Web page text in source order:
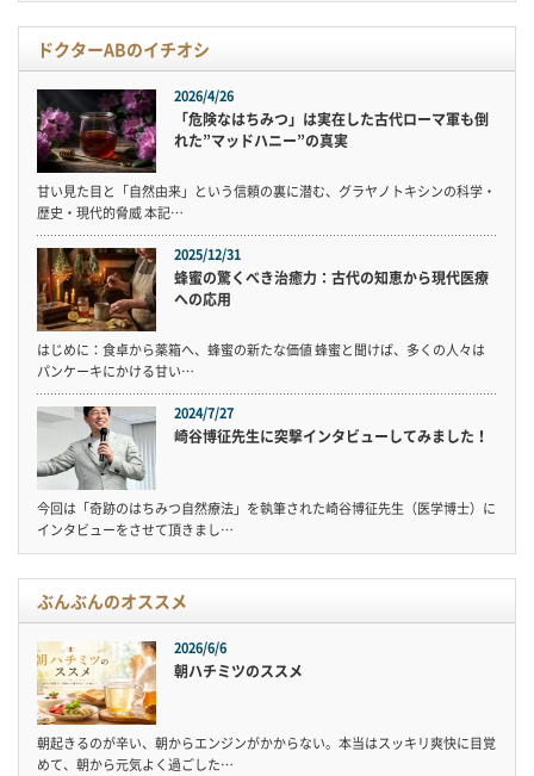
ドクターABのイチオシ
2026/4/26
「危険なはちみつ」は実在した古代ローマ軍も倒
れた”マッドハニー”の真実
甘い見た目と「自然由来」という信頼の裏に潜む、グラヤノトキシンの科学・
歴史・現代的脅威 本記…
2025/12/31
蜂蜜の驚くべき治癒力：古代の知恵から現代医療
への応用
はじめに：食卓から薬箱へ、蜂蜜の新たな価値 蜂蜜と聞けば、多くの人々は
パンケーキにかける甘い…
2024/7/27
崎谷博征先生に突撃インタビューしてみました！
今回は「奇跡のはちみつ自然療法」を執筆された崎谷博征先生（医学博士）に
インタビューをさせて頂きまし…
ぶんぶんのオススメ
2026/6/6
朝ハチミツのススメ
朝起きるのが辛い、朝からエンジンがかからない。本当はスッキリ爽快に目覚
めて、朝から元気よく過ごした…